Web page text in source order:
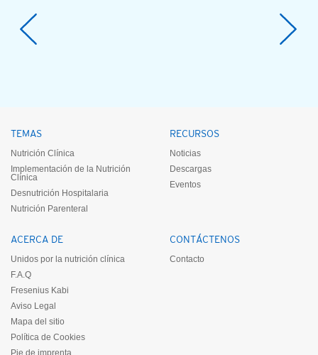
TEMAS
Nutrición Clínica
Implementación de la Nutrición
Clínica
Desnutrición Hospitalaria
Nutrición Parenteral
RECURSOS
Noticias
Descargas
Eventos
ACERCA DE
Unidos por la nutrición clínica
F.A.Q
Fresenius Kabi
Aviso Legal
Mapa del sitio
Política de Cookies
CONTÁCTENOS
Contacto